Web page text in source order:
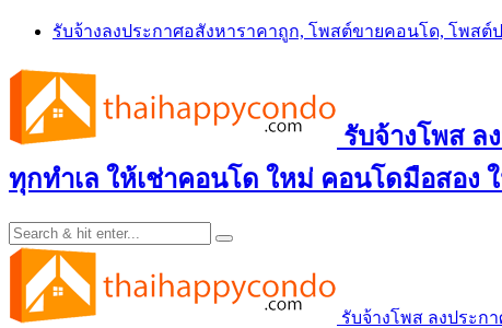
Skip
content
รับจ้างลงประกาศอสังหาราคาถูก, โพสต์ขายคอนโด, โพสต์
รับจ้างโพส ล
ทุกทำเล ให้เช่าคอนโด ใหม่ คอนโดมือสอง
รับจ้างโพส ลงประก